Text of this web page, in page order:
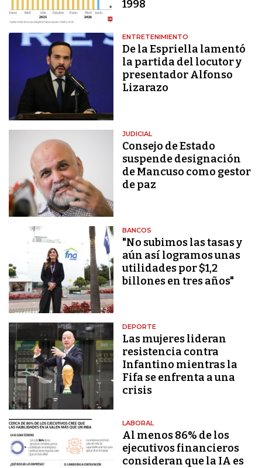
1998
ENTRETENIMIENTO
De la Espriella lamentó
la partida del locutor y
presentador Alfonso
Lizarazo
JUDICIAL
Consejo de Estado
suspende designación
de Mancuso como gestor
de paz
BANCOS
"No subimos las tasas y
aún así logramos unas
utilidades por $1,2
billones en tres años"
DEPORTE
Las mujeres lideran
resistencia contra
Infantino mientras la
Fifa se enfrenta a una
crisis
LABORAL
Al menos 86% de los
ejecutivos financieros
consideran que la IA es